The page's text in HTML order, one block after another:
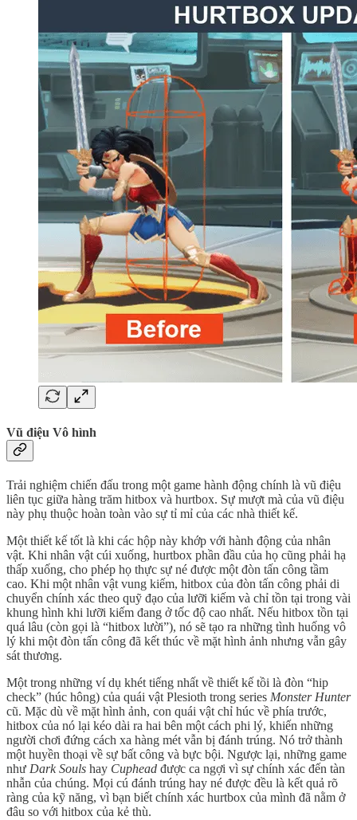
Vũ điệu Vô hình
Trải nghiệm chiến đấu trong một game hành động chính là vũ điệu
liên tục giữa hàng trăm hitbox và hurtbox. Sự mượt mà của vũ điệu
này phụ thuộc hoàn toàn vào sự tỉ mỉ của các nhà thiết kế.
Một thiết kế tốt là khi các hộp này khớp với hành động của nhân
vật. Khi nhân vật cúi xuống, hurtbox phần đầu của họ cũng phải hạ
thấp xuống, cho phép họ thực sự né được một đòn tấn công tầm
cao. Khi một nhân vật vung kiếm, hitbox của đòn tấn công phải di
chuyển chính xác theo quỹ đạo của lưỡi kiếm và chỉ tồn tại trong vài
khung hình khi lưỡi kiếm đang ở tốc độ cao nhất. Nếu hitbox tồn tại
quá lâu (còn gọi là “hitbox lười”), nó sẽ tạo ra những tình huống vô
lý khi một đòn tấn công đã kết thúc về mặt hình ảnh nhưng vẫn gây
sát thương.
Một trong những ví dụ khét tiếng nhất về thiết kế tồi là đòn “hip
check” (húc hông) của quái vật Plesioth trong series Monster Hunter
cũ. Mặc dù về mặt hình ảnh, con quái vật chỉ húc về phía trước,
hitbox của nó lại kéo dài ra hai bên một cách phi lý, khiến những
người chơi đứng cách xa hàng mét vẫn bị đánh trúng. Nó trở thành
một huyền thoại về sự bất công và bực bội. Ngược lại, những game
như Dark Souls hay Cuphead được ca ngợi vì sự chính xác đến tàn
nhẫn của chúng. Mọi cú đánh trúng hay né được đều là kết quả rõ
ràng của kỹ năng, vì bạn biết chính xác hurtbox của mình đã nằm ở
đâu so với hitbox của kẻ thù.